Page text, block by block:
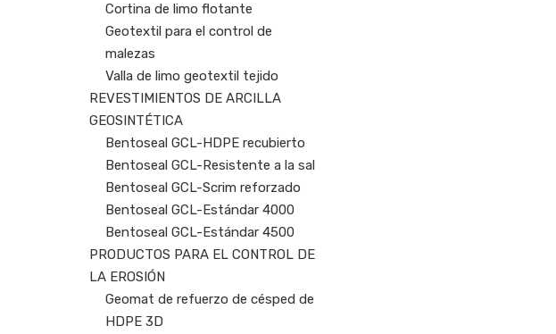
Cortina de limo flotante
Geotextil para el control de
malezas
Valla de limo geotextil tejido
REVESTIMIENTOS DE ARCILLA
GEOSINTÉTICA
Bentoseal GCL-HDPE recubierto
Bentoseal GCL-Resistente a la sal
Bentoseal GCL-Scrim reforzado
Bentoseal GCL-Estándar 4000
Bentoseal GCL-Estándar 4500
PRODUCTOS PARA EL CONTROL DE
LA EROSIÓN
Geomat de refuerzo de césped de
HDPE 3D